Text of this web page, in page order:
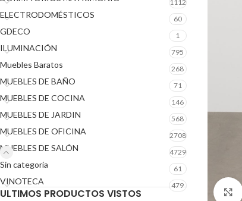
1112
ELECTRODOMÉSTICOS 60
GDECO 1
ILUMINACIÓN 795
Muebles Baratos 268
MUEBLES DE BAÑO 71
MUEBLES DE COCINA 146
MUEBLES DE JARDIN 568
MUEBLES DE OFICINA 2708
MUEBLES DE SALÓN 4729
Sin categoría 61
VINOTECA 479
ULTIMOS PRODUCTOS VISTOS